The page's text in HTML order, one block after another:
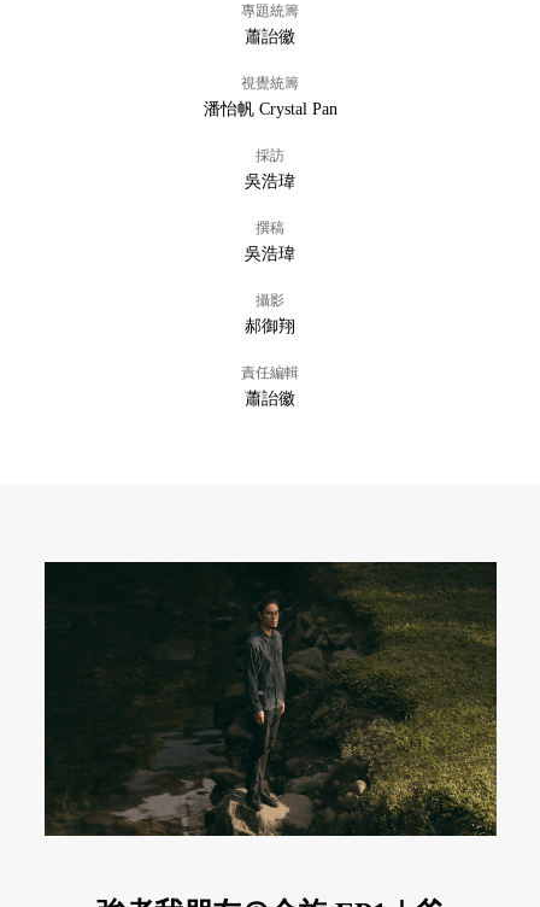
專題統籌
蕭詒徽
視覺統籌
潘怡帆 Crystal Pan
採訪
吳浩瑋
撰稿
吳浩瑋
攝影
郝御翔
責任編輯
蕭詒徽